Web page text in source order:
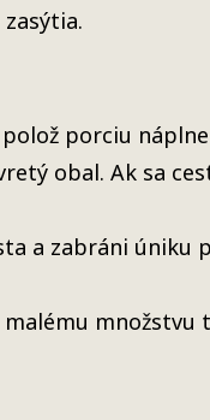
porciu
obal. Ak sa
a zabráni úniku
množstvu